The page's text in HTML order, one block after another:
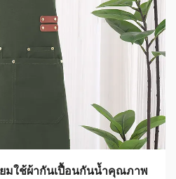
มใช้ผ้ากันเปื้อนกันน้ำคุณภาพ